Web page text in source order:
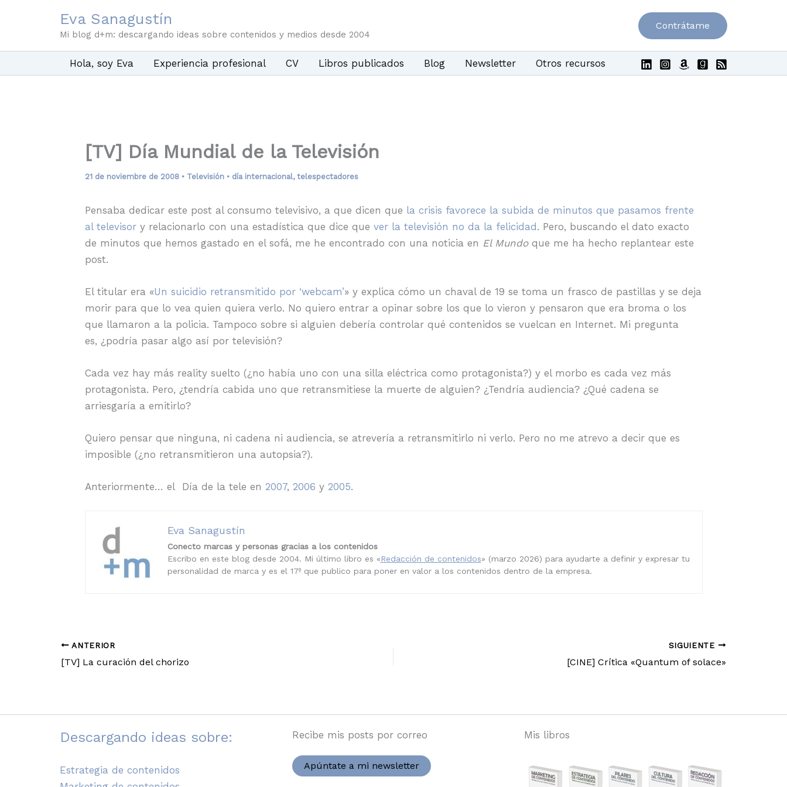
Eva Sanagustín
Mi blog d+m: descargando ideas sobre contenidos y medios desde 2004
Contrátame
Hola, soy Eva Experiencia profesional CV Libros publicados Blog Newsletter Otros recursos
[TV] Día Mundial de la Televisión
21 de noviembre de 2008 • Televisión• día internacional, telespectadores
Pensaba dedicar este post al consumo televisivo, a que dicen que la crisis favorece la subida de minutos que pasamos frente
al televisory relacionarlo con una estadística que dice que ver la televisión no da la felicidad. Pero, buscando el dato exacto
de minutos que hemos gastado en el sofá, me he encontrado con una noticia en El Mundoque me ha hecho replantear este
post.
El titular era «Un suicidio retransmitido por ‘webcam’» y explica cómo un chaval de 19 se toma un frasco de pastillas y se deja
morir para que lo vea quien quiera verlo. No quiero entrar a opinar sobre los que lo vieron y pensaron que era broma o los
que llamaron a la policia. Tampoco sobre si alguien debería controlar qué contenidos se vuelcan en Internet. Mi pregunta
es, ¿podría pasar algo así por televisión?
Cada vez hay más reality suelto (¿no había uno con una silla eléctrica como protagonista?) y el morbo es cada vez más
protagonista. Pero, ¿tendría cabida uno que retransmitiese la muerte de alguien? ¿Tendría audiencia? ¿Qué cadena se
arriesgaría a emitirlo?
Quiero pensar que ninguna, ni cadena ni audiencia, se atrevería a retransmitirlo ni verlo. Pero no me atrevo a decir que es
imposible (¿no retransmitieron una autopsia?).
Anteriormente… el Día de la tele en 2007, 2006 y 2005.
Eva Sanagustín
Conecto marcas y personas gracias a los contenidos
Escribo en este blog desde 2004. Mi último libro es «Redacción de contenidos» (marzo 2026) para ayudarte a definir y expresar tu
personalidad de marca y es el 17º que publico para poner en valor a los contenidos dentro de la empresa.
ANTERIOR
[TV] La curación del chorizo
SIGUIENTE
[CINE] Crítica «Quantum of solace»
Descargando ideas sobre:
Estrategia de contenidos
Recibe mis posts por correo
Apúntate a mi newsletter
Mis libros